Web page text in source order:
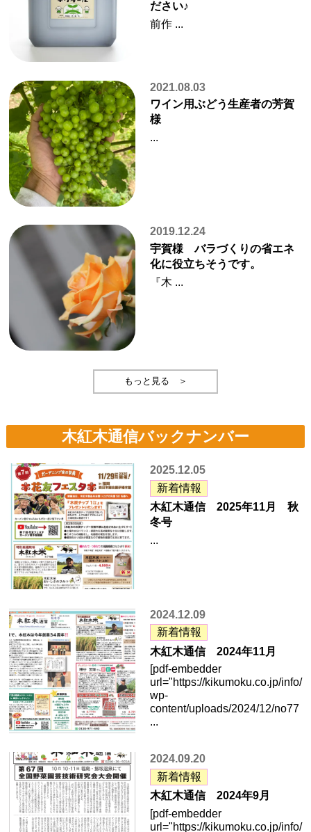
ださい♪
前作 ...
2021.08.03
ワイン用ぶどう生産者の芳賀
様
...
2019.12.24
宇賀様 バラづくりの省エネ
化に役立ちそうです。
『木 ...
もっと見る ＞
木紅木通信バックナンバー
2025.12.05
新着情報
木紅木通信 2025年11月 秋
冬号
...
2024.12.09
新着情報
木紅木通信 2024年11月
[pdf-embedder
url="https://kikumoku.co.jp/info/
wp-
content/uploads/2024/12/no77
...
2024.09.20
新着情報
木紅木通信 2024年9月
[pdf-embedder
url="https://kikumoku.co.jp/info/